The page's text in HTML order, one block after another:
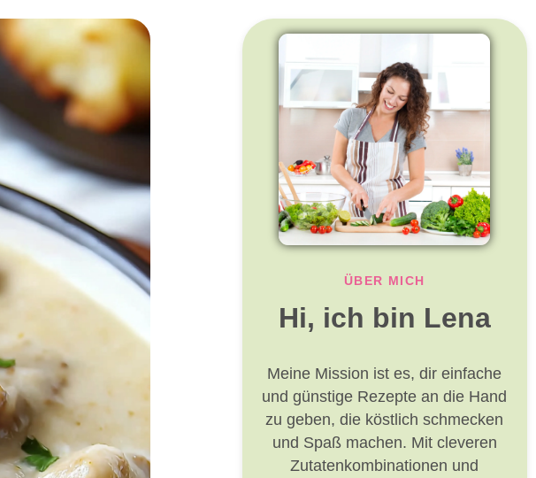
ÜBER MICH
Hi, ich bin Lena
Meine Mission ist es, dir einfache
und günstige Rezepte an die Hand
zu geben, die köstlich schmecken
und Spaß machen. Mit cleveren
Zutatenkombinationen und